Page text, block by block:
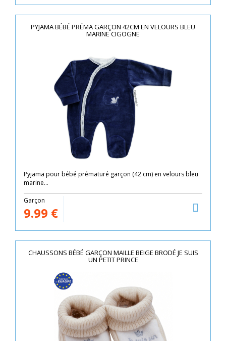
PYJAMA BÉBÉ PRÉMA GARÇON 42CM EN VELOURS BLEU
MARINE CIGOGNE
Pyjama pour bébé prématuré garçon (42 cm) en velours bleu
marine...
Garçon
9.99 €
CHAUSSONS BÉBÉ GARÇON MAILLE BEIGE BRODÉ JE SUIS
UN PETIT PRINCE